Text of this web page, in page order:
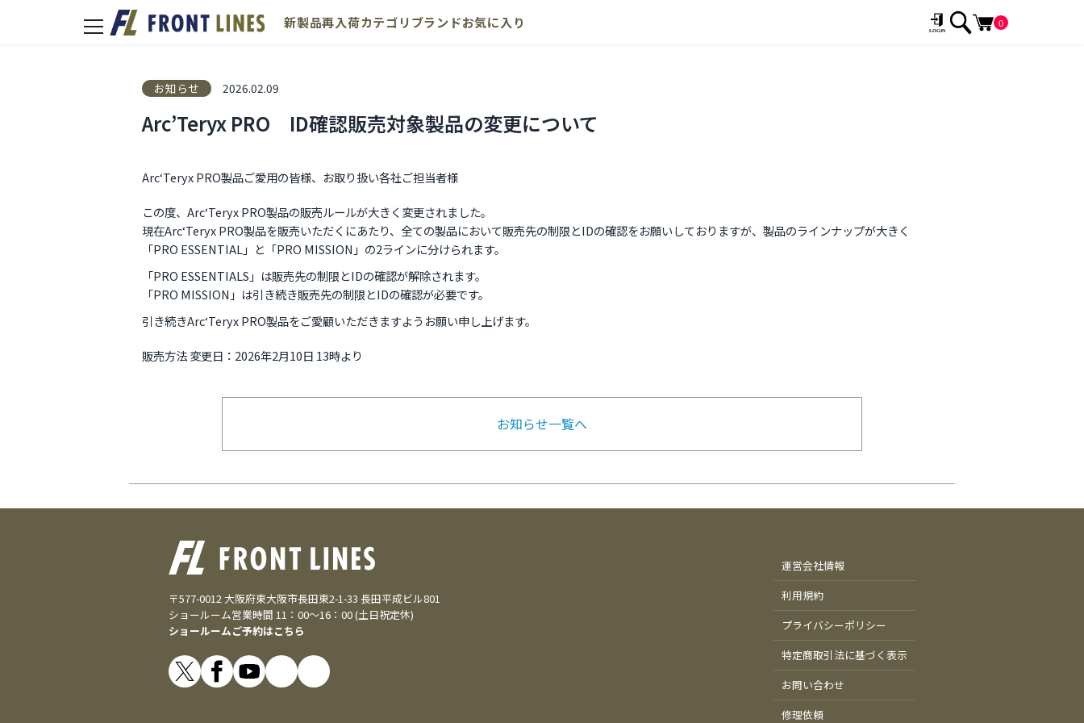
toggle
新製品再入荷カテゴリ ブランドお気に入り 0
お知らせ 2026.02.09
Arc’Teryx PRO ID確認販売対象製品の変更について
Arc‘Teryx PRO製品ご愛用の皆様、お取り扱い各社ご担当者様
この度、Arc‘Teryx PRO製品の販売ルールが大きく変更されました。
現在Arc‘Teryx PRO製品を販売いただくにあたり、全ての製品において販売先の制限とIDの確認をお願いしておりますが、製品のラインナップが大きく
「PRO ESSENTIAL」と「PRO MISSION」の2ラインに分けられます。
「PRO ESSENTIALS」は販売先の制限とIDの確認が解除されます。
「PRO MISSION」は引き続き販売先の制限とIDの確認が必要です。
引き続きArc‘Teryx PRO製品をご愛顧いただきますようお願い申し上げます。
販売方法 変更日：2026年2月10日 13時より
お知らせ一覧へ
〒577-0012 大阪府東大阪市長田東2-1-33 長田平成ビル801
ショールーム営業時間 11：00～16：00 (土日祝定休)
ショールームご予約はこちら
運営会社情報
利用規約
プライバシーポリシー
特定商取引法に基づく表示
お問い合わせ
修理依頼